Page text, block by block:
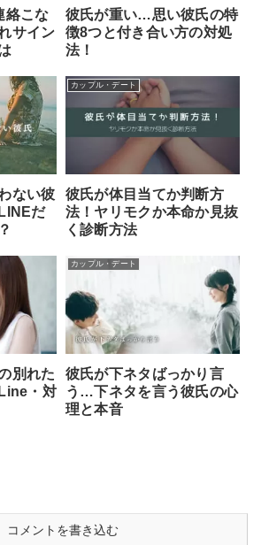
絡こな
サイン
彼氏が重い…思い彼氏の特
徴8つと付き合い方の対処
法！
ない彼
だ
カップル・デート
彼氏が体目当てか判断方
法！ヤリモクか本命か見抜
く診断方法
別れた
・対
カップル・デート
彼氏が下ネタばっかり言
う…下ネタを言う彼氏の心
理と本音
コメントを書き込む